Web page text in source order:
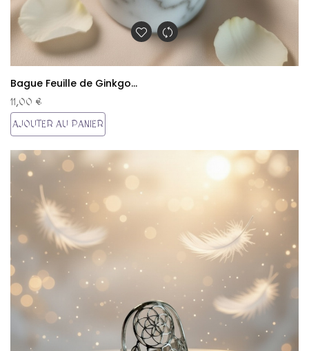
Bague Feuille de Ginkgo...
11,00 €
AJOUTER AU PANIER